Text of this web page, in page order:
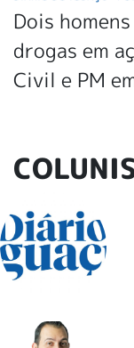
Dois
drogas em
Civil e PM